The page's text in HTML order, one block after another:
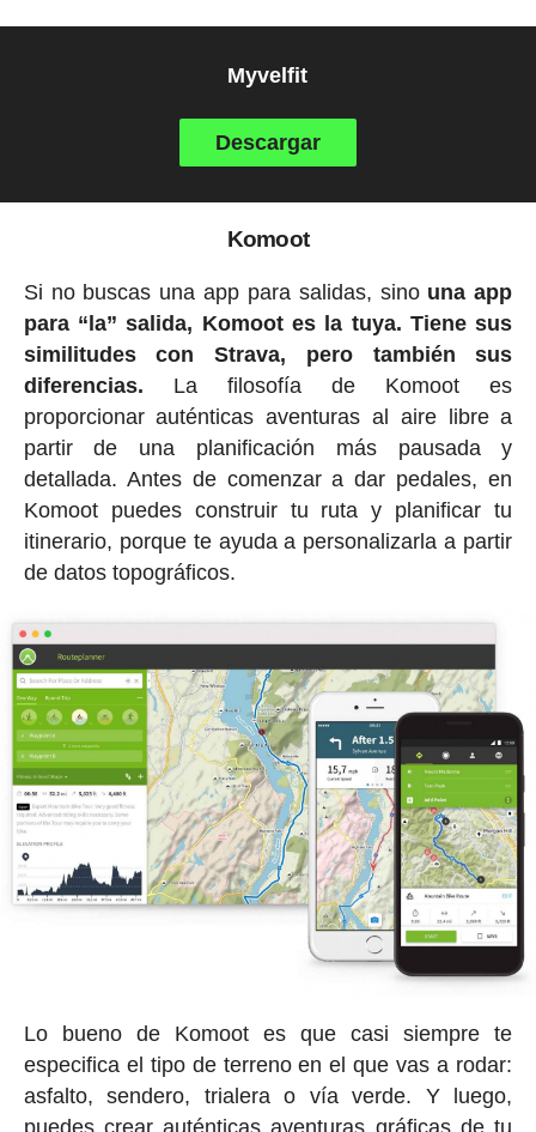
Myvelfit
Descargar
Komoot
Si no buscas una app para salidas, sino una app
para “la” salida, Komoot es la tuya. Tiene sus
similitudes con Strava, pero también sus
diferencias. La filosofía de Komoot es
proporcionar auténticas aventuras al aire libre a
partir de una planificación más pausada y
detallada. Antes de comenzar a dar pedales, en
Komoot puedes construir tu ruta y planificar tu
itinerario, porque te ayuda a personalizarla a partir
de datos topográficos.
Lo bueno de Komoot es que casi siempre te
especifica el tipo de terreno en el que vas a rodar:
asfalto, sendero, trialera o vía verde. Y luego,
puedes crear auténticas aventuras gráficas de tu